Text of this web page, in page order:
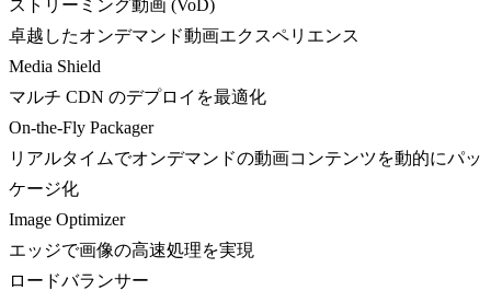
ストリーミング動画 (VoD)
卓越したオンデマンド動画エクスペリエンス
Media Shield
マルチ CDN のデプロイを最適化
On-the-Fly Packager
リアルタイムでオンデマンドの動画コンテンツを動的にパッ
ケージ化
Image Optimizer
エッジで画像の高速処理を実現
ロードバランサー